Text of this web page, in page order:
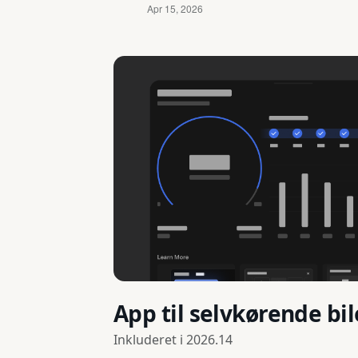
App til selvkørende
Inkluderet i 2026.14